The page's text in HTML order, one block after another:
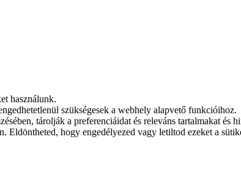
használunk.
szükségesek a webhely alapvető funkcióihoz.
tárolják a preferenciáidat és releváns tartalmakat és
Eldöntheted, hogy engedélyezed vagy letiltod ezeket a